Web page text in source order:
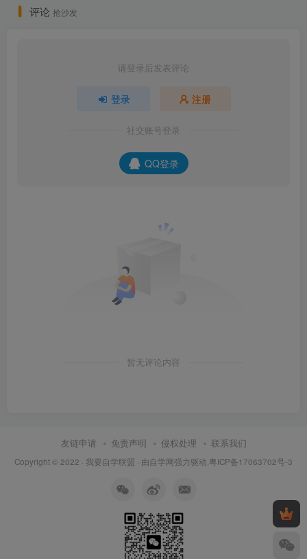
评论 抢沙发
请登录后发表评论
登录 注册
社交账号登录
QQ登录
暂无评论内容
友链申请 免责声明 侵权处理 联系我们
Copyright © 2022 · 我要自学联盟 · 由自学网强力驱动.粤ICP备17063702号-3